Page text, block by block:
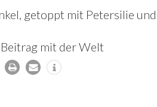
getoppt mit Petersilie
mit der Welt